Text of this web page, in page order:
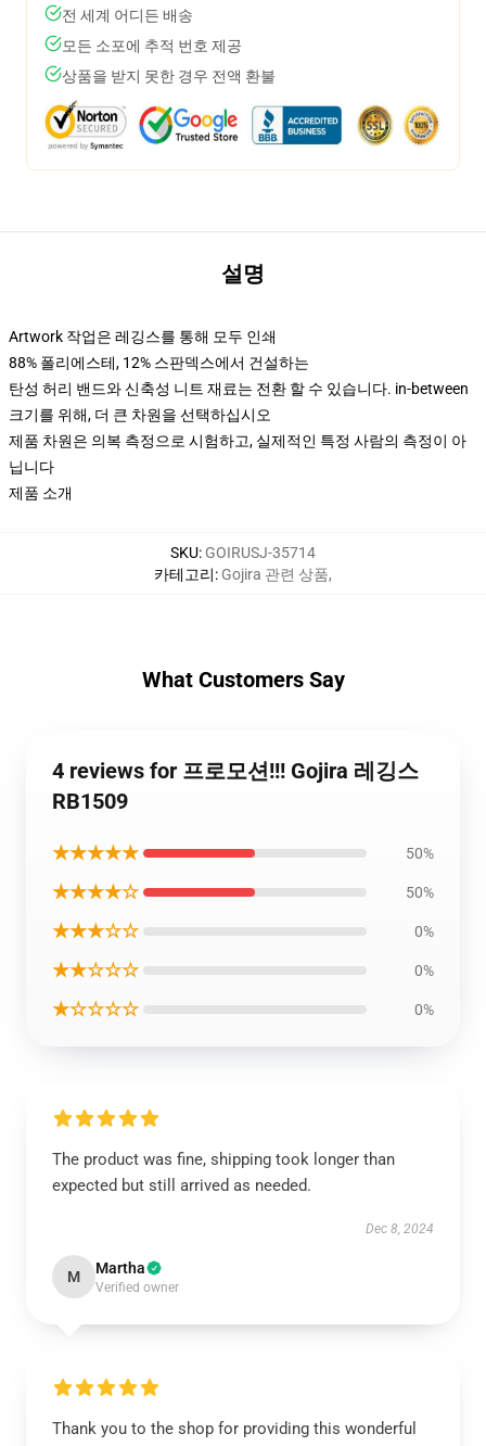
전 세계 어디든 배송
모든 소포에 추적 번호 제공
상품을 받지 못한 경우 전액 환불
설명
Artwork 작업은 레깅스를 통해 모두 인쇄
88% 폴리에스테, 12% 스판덱스에서 건설하는
탄성 허리 밴드와 신축성 니트 재료는 전환 할 수 있습니다. in-between
크기를 위해, 더 큰 차원을 선택하십시오
제품 차원은 의복 측정으로 시험하고, 실제적인 특정 사람의 측정이 아
닙니다
제품 소개
SKU: GOIRUSJ-35714
카테고리: Gojira 관련 상품,
What Customers Say
4 reviews for 프로모션!!! Gojira 레깅스
RB1509
★★★★★ 50%
★★★★☆ 50%
★★★☆☆ 0%
★★☆☆☆ 0%
★☆☆☆☆ 0%
The product was fine, shipping took longer than
expected but still arrived as needed.
Dec 8, 2024
M Martha
Verified owner
Thank you to the shop for providing this wonderful